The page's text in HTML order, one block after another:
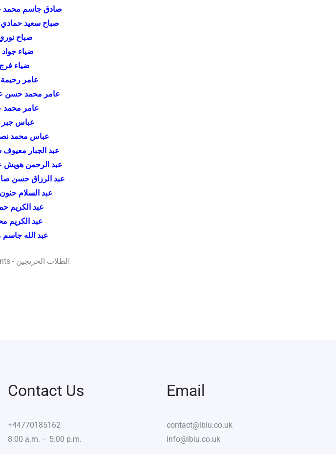
Graduate Students - الطلاب الخريجين
صادق جاسم محمد
صباح سعيد
صباح
ضياء
ضياء
عامر
عامر محمد حسن
عامر محمد
عباس
عباس محمد
عبد الجبار
عبد الرحمن هويش
عبد الرزاق حسن
عبد السلام
عبد الكريم
عبد الكريم
عبد الله
Contact Us
+44770185162
8:00 a.m. – 5:00 p.m.
Email
contact@ibiu.co.uk
info@ibiu.co.uk